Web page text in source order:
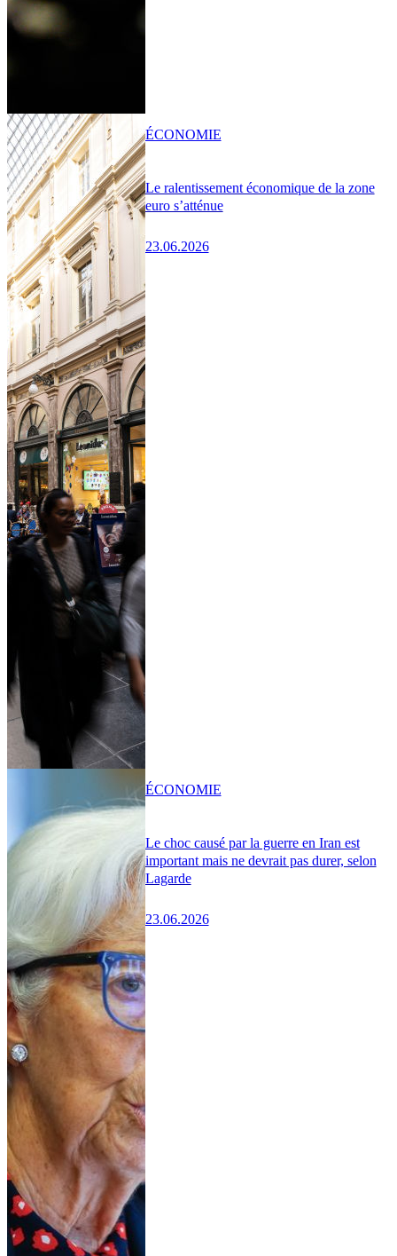
Le ralentissement économique de la zone
euro s’atténue
23.06.2026
ÉCONOMIE
Le choc causé par la guerre en Iran est
important mais ne devrait pas durer, selon
Lagarde
23.06.2026
ÉCONOMIE